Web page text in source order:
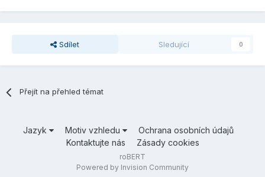
Sdílet Sledující 0
Přejít na přehled témat
Jazyk Motiv vzhledu
Ochrana osobních údajů
Kontaktujte nás
Zásady cookies
roBERT
Powered by Invision Community